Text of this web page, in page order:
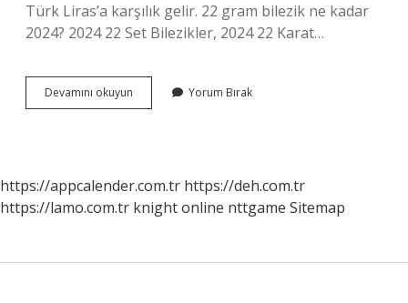
Türk Liras’a karşılık gelir. 22 gram bilezik ne kadar
2024? 2024 22 Set Bilezikler, 2024 22 Karat…
Devamını okuyun
Burma
Yorum Bırak
https://appcalender.com.tr https://deh.com.tr
https://lamo.com.tr knight online nttgame Sitemap